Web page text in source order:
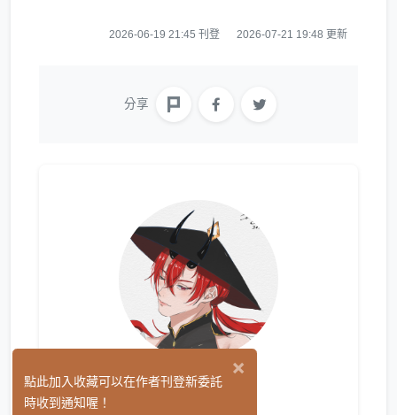
2026-06-19 21:45 刊登 2026-07-21 19:48 更新
分享
陽宣 (0)
×
點此加入收藏可以在作者刊登新委託
時收到通知喔！